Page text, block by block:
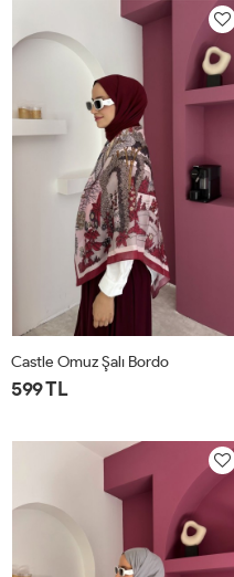
Castle Omuz Şalı Bordo
599 TL